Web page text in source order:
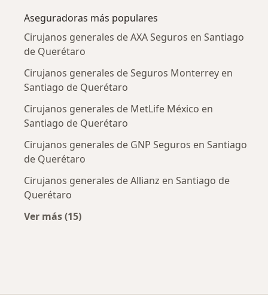
Aseguradoras más populares
Cirujanos generales de AXA Seguros en Santiago
de Querétaro
Cirujanos generales de Seguros Monterrey en
Santiago de Querétaro
Cirujanos generales de MetLife México en
Santiago de Querétaro
Cirujanos generales de GNP Seguros en Santiago
de Querétaro
Cirujanos generales de Allianz en Santiago de
Querétaro
Ver más (15)